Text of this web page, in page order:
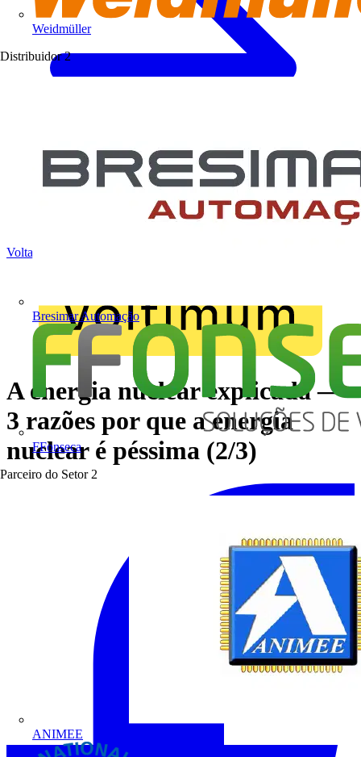
Weidmüller
Distribuidor 2
Bresimar Automação
FFonseca
Parceiro do Setor 2
ANIMEE
Voltar para Notícias
A energia nuclear explicada —
3 razões por que a energia
nuclear é péssima (2/3)